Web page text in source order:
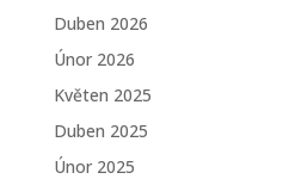
Duben 2026
Únor 2026
Květen 2025
Duben 2025
Únor 2025